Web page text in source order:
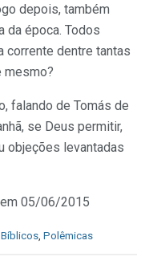
depois, também
da época. Todos
corrente dentre tantas
mesmo?
falando de Tomás de
se Deus permitir,
objeções levantadas
05/06/2015
Polêmicas